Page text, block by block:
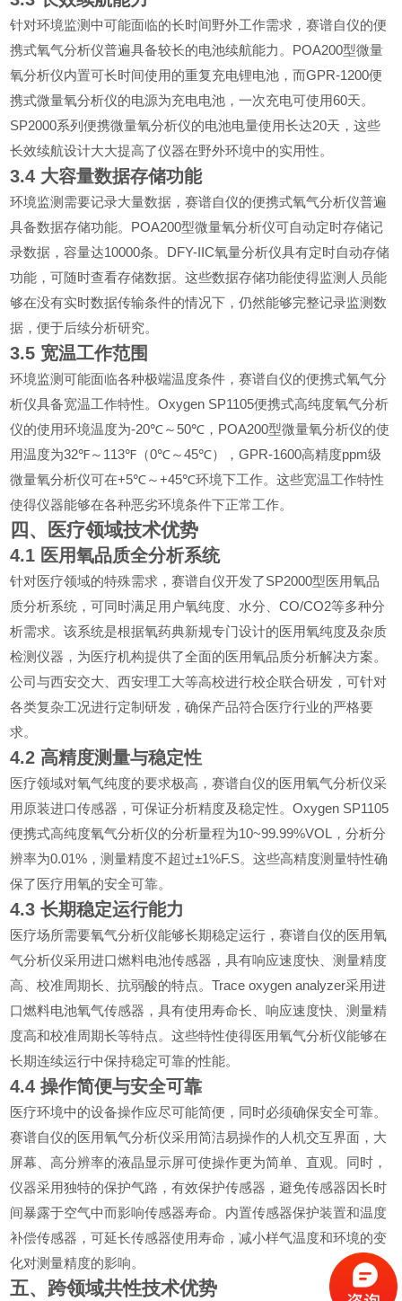
针对环境监测中可能面临的长时间野外工作需求，赛谱自仪的便
携式氧气分析仪普遍具备较长的电池续航能力。 POA200型微量
氧分析仪内置可长时间使用的重复充电锂电池，而GPR-1200便
携式微量氧分析仪的电源为充电电池，一次充电可使用60天。
SP2000系列便携微量氧分析仪的电池电量使用长达20天，这些
长效续航设计大大提高了仪器在野外环境中的实用性。
3.4 大容量数据存储功能
环境监测需要记录大量数据，赛谱自仪的便携式氧气分析仪普遍
具备数据存储功能。 POA200型微量氧分析仪可自动定时存储记
录数据，容量达10000条。 DFY-IIC氧量分析仪具有定时自动存储
功能，可随时查看存储数据。这些数据存储功能使得监测人员能
够在没有实时数据传输条件的情况下，仍然能够完整记录监测数
据，便于后续分析研究。
3.5 宽温工作范围
环境监测可能面临各种极端温度条件，赛谱自仪的便携式氧气分
析仪具备宽温工作特性。Oxygen SP1105便携式高纯度氧气分析
仪的使用环境温度为-20℃～ 50℃ ， POA200型微量氧分析仪的使
用温度为32℉～ 113℉ （0℃～45℃），GPR-1600高精度ppm级
微量氧分析仪可在+5℃～+45℃环境下工作。这些宽温工作特性
使得仪器能够在各种恶劣环境条件下正常工作。
四、医疗领域技术优势
4.1 医用氧品质全分析系统
针对医疗领域的特殊需求，赛谱自仪开发了SP2000型医用氧品
质分析系统，可同时满足用户氧纯度、水分、CO/CO2等多种分
析需求。该系统是根据氧药典新规专门设计的医用氧纯度及杂质
检测仪器，为医疗机构提供了全面的医用氧品质分析解决方案。
公司与西安交大、西安理工大等高校进行校企联合研发，可针对
各类复杂工况进行定制研发，确保产品符合医疗行业的严格要
求。
4.2高精度测量与稳定性
医疗领域对氧气纯度的要求极高，赛谱自仪的医用氧气分析仪采
用原装进口传感器，可保证分析精度及稳定性。Oxygen SP1105
便携式高纯度氧气分析仪的分析量程为10~99.99%VOL ，分析分
辨率为0.01% ，测量精度不超过±1%F.S。这些高精度测量特性确
保了医疗用氧的安全可靠。
4.3长期稳定运行能力
医疗场所需要氧气分析仪能够长期稳定运行，赛谱自仪的医用氧
气分析仪采用进口燃料电池传感器，具有响应速度快、测量精度
高、校准周期长、抗弱酸的特点。Trace oxygen analyzer采用进
口燃料电池氧气传感器，具有使用寿命长、响应速度快、测量精
度高和校准周期长等特点。这些特性使得医用氧气分析仪能够在
长期连续运行中保持稳定可靠的性能。
4.4操作简便与安全可靠
医疗环境中的设备操作应尽可能简便，同时必须确保安全可靠。
赛谱自仪的医用氧气分析仪采用简洁易操作的人机交互界面，大
屏幕、高分辨率的液晶显示屏可使操作更为简单、直观。同时，
仪器采用独特的保护气路，有效保护传感器，避免传感器因长时
间暴露于空气中而影响传感器寿命。内置传感器保护装置和温度
补偿传感器，可延长传感器使用寿命，减小样气温度和环境的变
化对测量精度的影响。
五、跨领域共性技术优势